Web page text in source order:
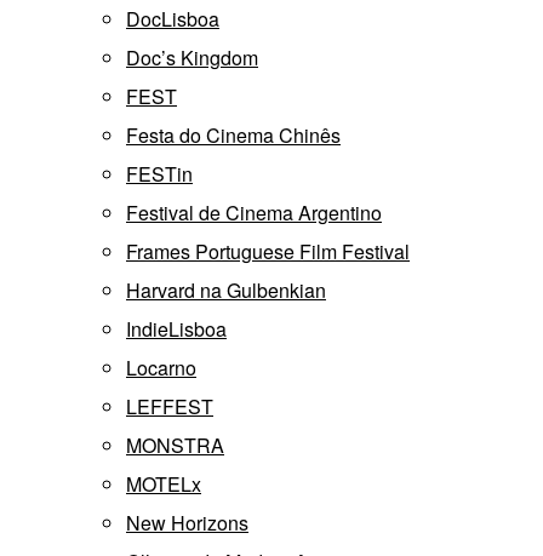
DocLisboa
Doc’s Kingdom
FEST
Festa do Cinema Chinês
FESTin
Festival de Cinema Argentino
Frames Portuguese Film Festival
Harvard na Gulbenkian
IndieLisboa
Locarno
LEFFEST
MONSTRA
MOTELx
New Horizons